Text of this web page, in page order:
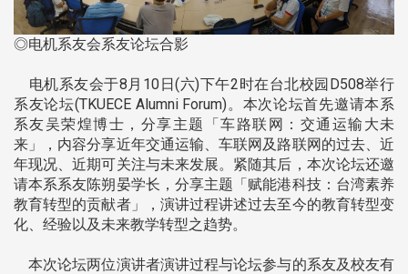
◎电机系友会系友论坛合影
电机系友会于8月10日(六)下午2时在台北校园D508举行
系友论坛(TKUECE Alumni Forum)。本次论坛首先邀请本系
系友吴荣煌博士，分享主题「车路联网：交通运输大未
来」，内容分享近年交通运输、车联网及路联网的过去、近
年现况、近期可关注与未来发展。紧随其后，本次论坛还邀
请本系系友陈朔晏学长，分享主题「赋能港科技：台湾素养
教育转型的贡献者」，演讲过程讲述过去至今的教育转型变
化、经验以及未来教学转型之趋势。
本次论坛两位演讲者演讲过程与论坛参与的系友及校友有